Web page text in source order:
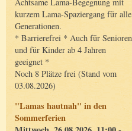
kurzem Lama-Spaziergang für alle
Generationen.
* Barrierefrei * Auch für Senioren
und für Kinder ab 4 Jahren
geeignet *
Noch 8 Plätze frei (Stand vom
03.08.2026)
"Lamas hautnah" in den
Sommerferien